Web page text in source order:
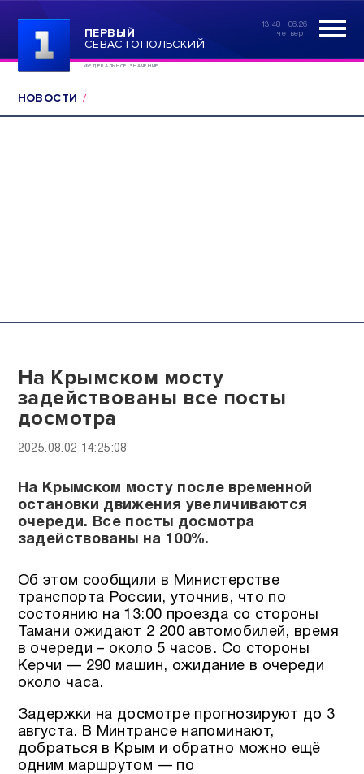
ПЕРВЫЙ
СЕВАСТОПОЛЬСКИЙ
ФЕДЕРАЛЬНОЕ ЗНАЧЕНИЕ
13:48 | 06.26
четверг
НОВОСТИ
На Крымском мосту
задействованы все посты
досмотра
2025.08.02 14:25:08
На Крымском мосту после временной
остановки движения увеличиваются
очереди. Все посты досмотра
задействованы на 100%.
Об этом сообщили в Министерстве
транспорта России, уточнив, что по
состоянию на 13:00 проезда со стороны
Тамани ожидают 2 200 автомобилей, время
в очереди – около 5 часов. Со стороны
Керчи — 290 машин, ожидание в очереди
около часа.
Задержки на досмотре прогнозируют до 3
августа. В Минтрансе напоминают,
добраться в Крым и обратно можно ещё
одним маршрутом — по